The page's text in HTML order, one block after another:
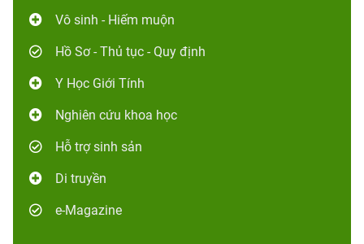
Vô sinh - Hiếm muộn
Hồ Sơ - Thủ tục - Quy định
Y Học Giới Tính
Nghiên cứu khoa học
Hỗ trợ sinh sản
Di truyền
e-Magazine